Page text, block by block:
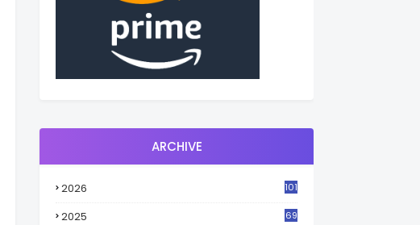
ARCHIVE
2026 101
2025 69